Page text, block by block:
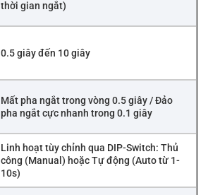
thời gian ngắt)
0.5 giây đến 10 giây
Mất pha ngắt trong vòng 0.5 giây / Đảo
pha ngắt cực nhanh trong 0.1 giây
Linh hoạt tùy chỉnh qua DIP-Switch: Thủ
công (Manual) hoặc Tự động (Auto từ 1-
10s)